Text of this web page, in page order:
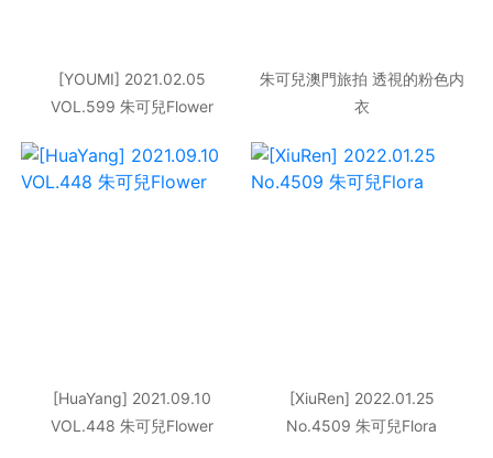
[YOUMI] 2021.02.05
VOL.599 朱可兒Flower
朱可兒澳門旅拍 透視的粉色内
衣
[HuaYang] 2021.09.10
VOL.448 朱可兒Flower
[XiuRen] 2022.01.25
No.4509 朱可兒Flora